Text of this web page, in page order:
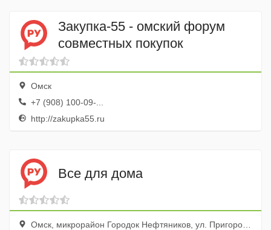
Закупка-55 - омский форум
совместных покупок
Омск
+7 (908) 100-09-...
http://zakupka55.ru
Все для дома
Омск, микрорайон Городок Нефтяников, ул. Пригородная, 23/3, цокольный эт.